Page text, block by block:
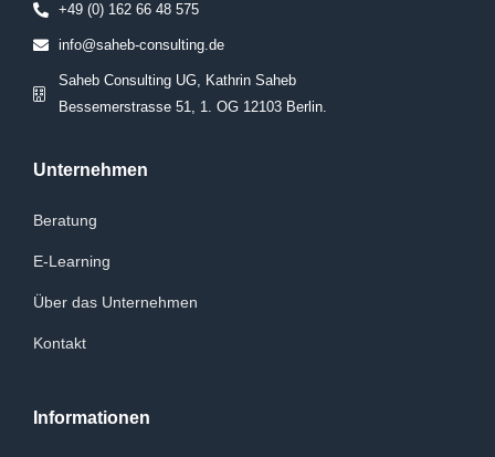
+49 (0) 162 66 48 575
info@saheb-consulting.de
Saheb Consulting UG, Kathrin Saheb
Bessemerstrasse 51, 1. OG 12103 Berlin.
Unternehmen
Beratung
E-Learning
Über das Unternehmen
Kontakt
Informationen